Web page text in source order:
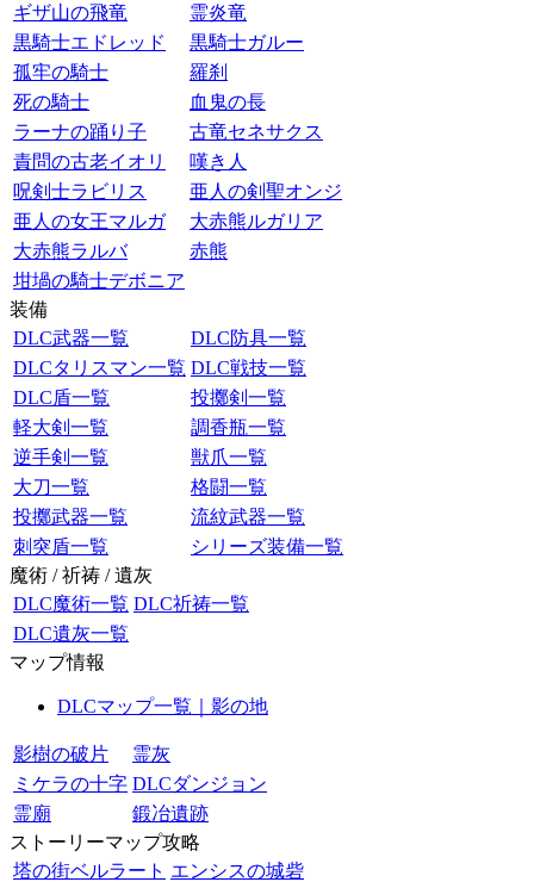
ギザ山の飛竜
霊炎竜
黒騎士エドレッド
黒騎士ガルー
孤牢の騎士
羅刹
死の騎士
血鬼の長
ラーナの踊り子
古竜セネサクス
責問の古老イオリ
嘆き人
呪剣士ラビリス
亜人の剣聖オンジ
亜人の女王マルガ
大赤熊ルガリア
大赤熊ラルバ
赤熊
坩堝の騎士デボニア
装備
DLC武器一覧
DLC防具一覧
DLCタリスマン一覧 DLC戦技一覧
DLC盾一覧
投擲剣一覧
軽大剣一覧
調香瓶一覧
逆手剣一覧
獣爪一覧
大刀一覧
格闘一覧
投擲武器一覧
流紋武器一覧
刺突盾一覧
シリーズ装備一覧
魔術 / 祈祷 / 遺灰
DLC魔術一覧 DLC祈祷一覧
DLC遺灰一覧
マップ情報
DLCマップ一覧｜影の地
影樹の破片
霊灰
ミケラの十字 DLCダンジョン
霊廟
鍛冶遺跡
ストーリーマップ攻略
塔の街ベルラート エンシスの城砦